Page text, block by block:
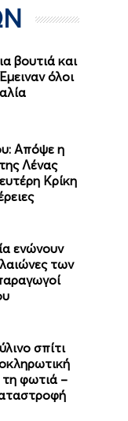
βουτιά και
όλοι
Απόψε η
Λένας
Κρίκη
ενώνουν
των
σπίτι
φωτιά –